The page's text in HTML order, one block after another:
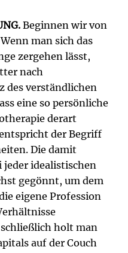
Beginnen wir von
man sich das
zergehen lässt,
nach
des verständlichen
eine so persönliche
derart
der Begriff
Die damit
jeder idealistischen
gegönnt, um dem
eigene Profession
holt man
auf der Couch